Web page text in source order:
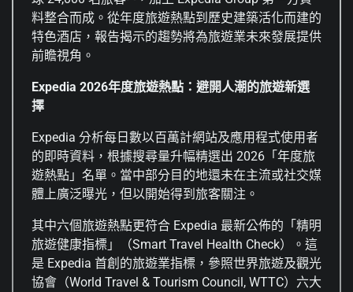
料整合而成。從年度旅遊熱點到歷史建築活化而建的
特色酒店，報告揭示的趨勢將為旅遊業未來發展提供
前瞻視角。
Expedia 2026年度旅遊熱點 ： 避開人潮的旅遊新選
擇
Expedia 分析每日數以百萬計網站及應用程式使用者
的即時資料，根據搜尋量升幅精選出 2026「年度旅
遊熱點」名單。當中部分目的地還未在主流或社交媒
體上廣泛曝光，但以開始得到旅客關注。
其中六個旅遊熱點更符合 Expedia 最新公佈的「精明
旅遊健康指標」（Smart Travel Health Check）。這
是 Expedia 首創的旅遊業指標，參照世界旅遊及觀光
協會（World Travel & Tourism Council, WTTC）六大